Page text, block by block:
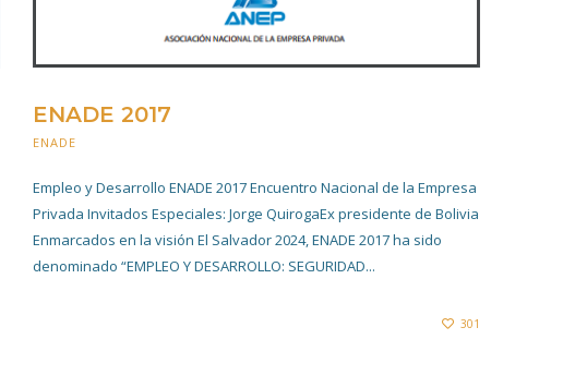
ENADE 2017
ENADE
Empleo y Desarrollo ENADE 2017 Encuentro Nacional de la Empresa
Privada Invitados Especiales: Jorge QuirogaEx presidente de Bolivia
Enmarcados en la visión El Salvador 2024, ENADE 2017 ha sido
denominado “EMPLEO Y DESARROLLO: SEGURIDAD...
301